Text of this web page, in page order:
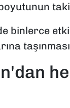
binlerce